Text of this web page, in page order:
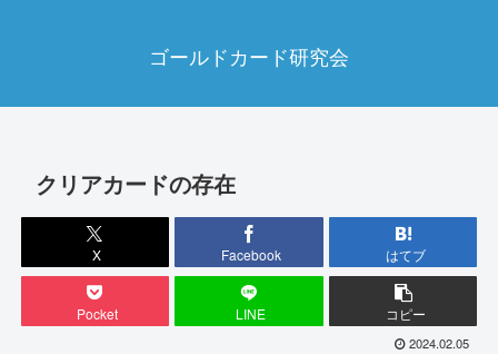
ゴールドカード研究会
クリアカードの存在
X Facebook はてブ
Pocket LINE コピー
2024.02.05